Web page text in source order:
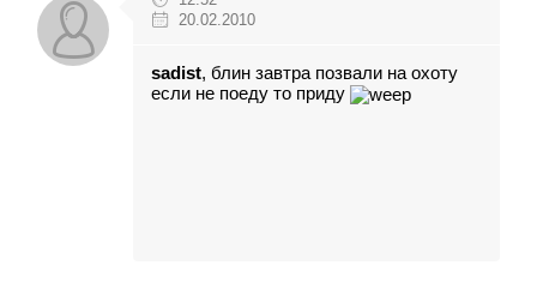
20.02.2010
sadist, блин завтра позвали на охоту
если не поеду то приду